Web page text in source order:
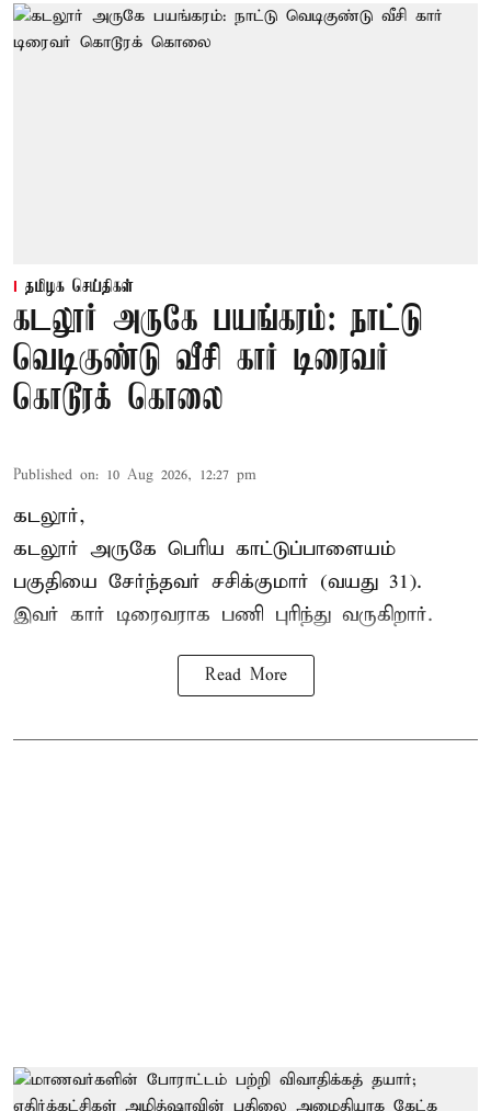
தமிழக செய்திகள்
கடலூர் அருகே பயங்கரம்: நாட்டு
வெடிகுண்டு வீசி கார் டிரைவர்
கொடூரக் கொலை
Published on: 10 Aug 2026, 12:27 pm
கடலூர்,
கடலூர் அருகே பெரிய காட்டுப்பாளையம்
பகுதியை சேர்ந்தவர் சசிக்குமார் (வயது 31).
இவர் கார் டிரைவராக பணி புரிந்து வருகிறார்.
Read More